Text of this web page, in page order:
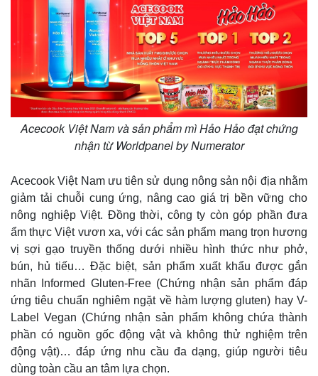
Acecook Việt Nam và sản phẩm mì Hảo Hảo đạt chứng
nhận từ Worldpanel by Numerator
Acecook Việt Nam ưu tiên sử dụng nông sản nội địa nhằm
giảm tải chuỗi cung ứng, nâng cao giá trị bền vững cho
nông nghiệp Việt. Đồng thời, công ty còn góp phần đưa
ẩm thực Việt vươn xa, với các sản phẩm mang trọn hương
vị sợi gạo truyền thống dưới nhiều hình thức như phở,
bún, hủ tiếu… Đặc biệt, sản phẩm xuất khẩu được gắn
nhãn Informed Gluten-Free (Chứng nhận sản phẩm đáp
ứng tiêu chuẩn nghiêm ngặt về hàm lượng gluten) hay V-
Label Vegan (Chứng nhận sản phẩm không chứa thành
phần có nguồn gốc động vật và không thử nghiệm trên
động vật)… đáp ứng nhu cầu đa dạng, giúp người tiêu
dùng toàn cầu an tâm lựa chọn.